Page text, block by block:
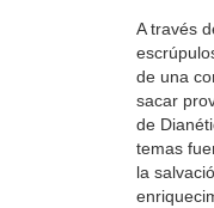
A través
de una
sacar
de
temas
la